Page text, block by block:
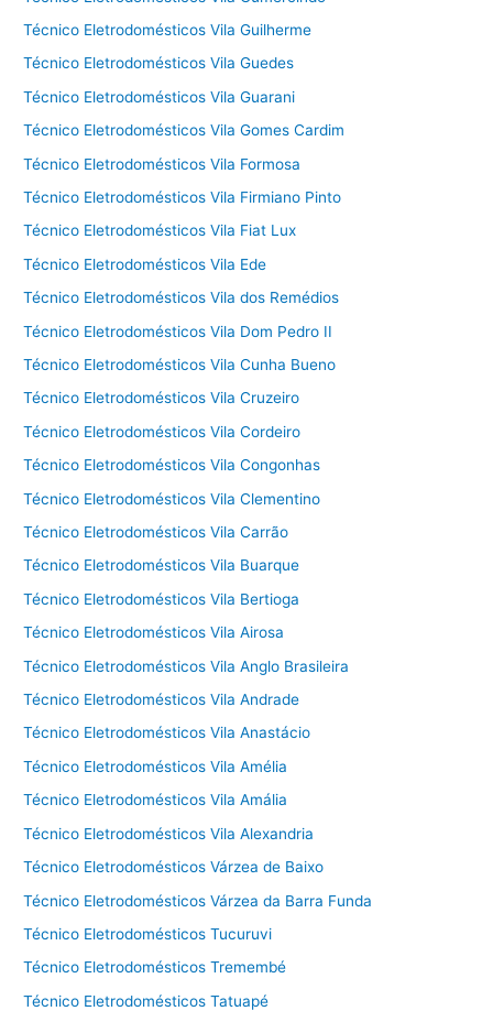
Técnico Eletrodomésticos Vila Guilherme
Técnico Eletrodomésticos Vila Guedes
Técnico Eletrodomésticos Vila Guarani
Técnico Eletrodomésticos Vila Gomes Cardim
Técnico Eletrodomésticos Vila Formosa
Técnico Eletrodomésticos Vila Firmiano Pinto
Técnico Eletrodomésticos Vila Fiat Lux
Técnico Eletrodomésticos Vila Ede
Técnico Eletrodomésticos Vila dos Remédios
Técnico Eletrodomésticos Vila Dom Pedro II
Técnico Eletrodomésticos Vila Cunha Bueno
Técnico Eletrodomésticos Vila Cruzeiro
Técnico Eletrodomésticos Vila Cordeiro
Técnico Eletrodomésticos Vila Congonhas
Técnico Eletrodomésticos Vila Clementino
Técnico Eletrodomésticos Vila Carrão
Técnico Eletrodomésticos Vila Buarque
Técnico Eletrodomésticos Vila Bertioga
Técnico Eletrodomésticos Vila Airosa
Técnico Eletrodomésticos Vila Anglo Brasileira
Técnico Eletrodomésticos Vila Andrade
Técnico Eletrodomésticos Vila Anastácio
Técnico Eletrodomésticos Vila Amélia
Técnico Eletrodomésticos Vila Amália
Técnico Eletrodomésticos Vila Alexandria
Técnico Eletrodomésticos Várzea de Baixo
Técnico Eletrodomésticos Várzea da Barra Funda
Técnico Eletrodomésticos Tucuruvi
Técnico Eletrodomésticos Tremembé
Técnico Eletrodomésticos Tatuapé